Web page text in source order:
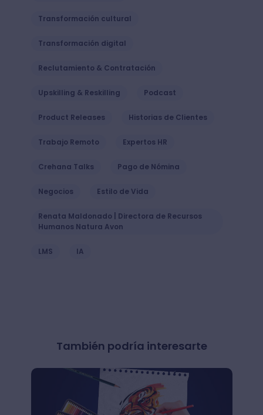
Transformación cultural
Transformación digital
Reclutamiento & Contratación
Upskilling & Reskilling Podcast
Product Releases Historias de Clientes
Trabajo Remoto Expertos HR
Crehana Talks Pago de Nómina
Negocios Estilo de Vida
Renata Maldonado | Directora de Recursos
Humanos Natura Avon
LMS IA
También podría interesarte